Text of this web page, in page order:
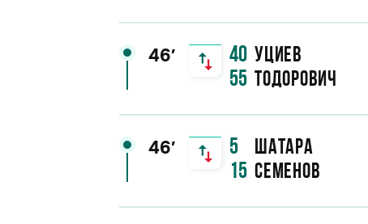
46′ 40 Уциев
55 Тодорович
46′ 5 Шатара
15 Семенов